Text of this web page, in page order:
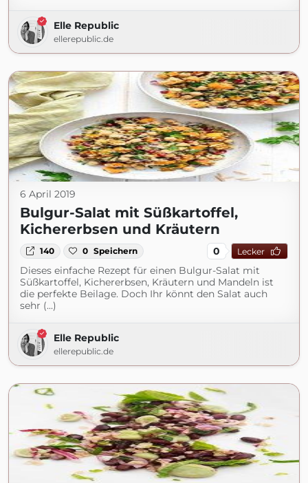
Elle Republic
ellerepublic.de
6 April 2019
Bulgur-Salat mit Süßkartoffel,
Kichererbsen und Kräutern
140 0 Speichern 0 Lecker
Dieses einfache Rezept für einen Bulgur-Salat mit
Süßkartoffel, Kichererbsen, Kräutern und Mandeln ist
die perfekte Beilage. Doch Ihr könnt den Salat auch
sehr (...)
Elle Republic
ellerepublic.de